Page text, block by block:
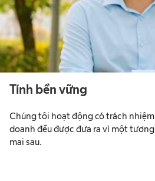
Tính bền vững
Chúng tôi hoạt động có trách
doanh đều được đưa ra vì một
mai sau.